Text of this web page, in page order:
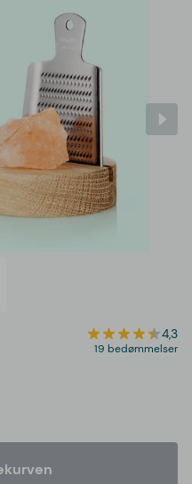
4,3
19 bedømmelser